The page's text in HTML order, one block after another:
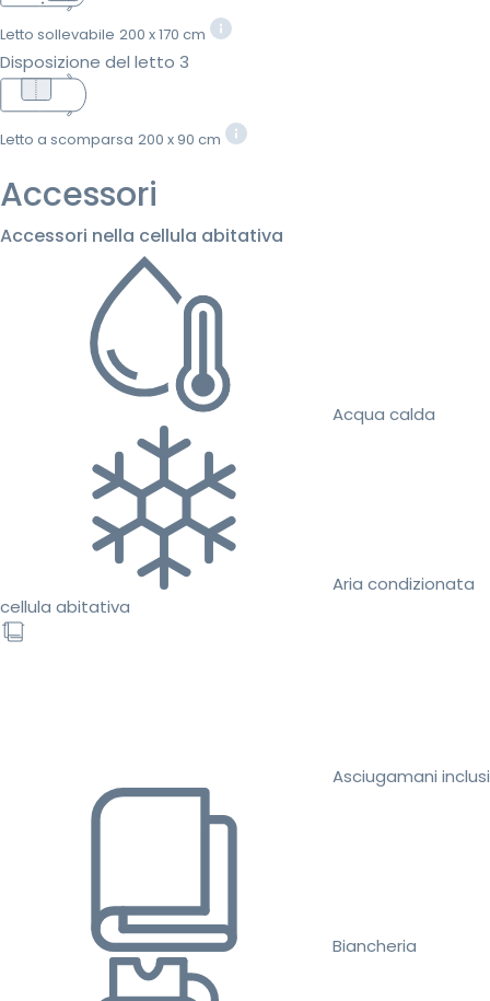
Letto sollevabile 200 x 170 cm
Disposizione del letto 3
Letto a scomparsa 200 x 90 cm
Accessori
Accessori nella cellula abitativa
Acqua calda
Aria condizionata
cellula abitativa
Asciugamani inclusi
Biancheria